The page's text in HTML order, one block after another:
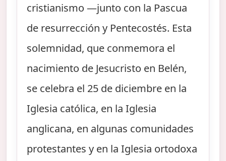
cristianismo —junto con la Pascua
de resurrección y Pentecostés. Esta
solemnidad, que conmemora el
nacimiento de Jesucristo en Belén,
se celebra el 25 de diciembre en la
Iglesia católica, en la Iglesia
anglicana, en algunas comunidades
protestantes y en la Iglesia ortodoxa